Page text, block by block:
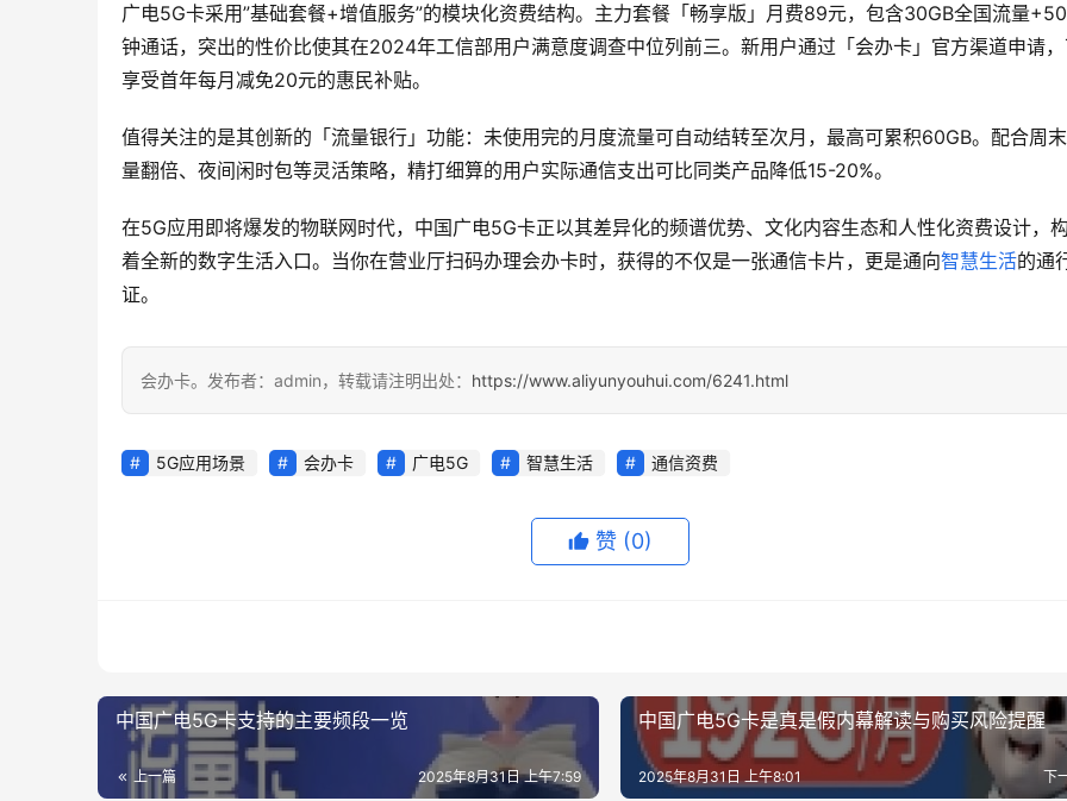
广电5G卡采用”基础套餐+增值服务”的模块化资费结构。主力套餐「畅享版」月费89元，包含30GB全国流量
钟通话，突出的性价比使其在2024年工信部用户满意度调查中位列前三。新用户通过「会办卡」官方渠道申请
享受首年每月减免20元的惠民补贴。
值得关注的是其创新的「流量银行」功能：未使用完的月度流量可自动结转至次月，最高可累积60GB。配合周
量翻倍、夜间闲时包等灵活策略，精打细算的用户实际通信支出可比同类产品降低15-20%。
在5G应用即将爆发的物联网时代，中国广电5G卡正以其差异化的频谱优势、文化内容生态和人性化资费设计，
着全新的数字生活入口。当你在营业厅扫码办理会办卡时，获得的不仅是一张通信卡片，更是通向智慧生活的通
证。
会办卡。发布者：admin，转载请注明出处： https://www.aliyunyouhui.com/6241.html
5G应用场景 会办卡 广电5G 智慧生活 通信资费
赞 (0)
中国广电5G卡支持的主要频段一览
上一篇 2025年8月31日 上午7:59
中国广电5G卡是真是假内幕解读与购买风险提醒
下
2025年8月31日 上午8:01